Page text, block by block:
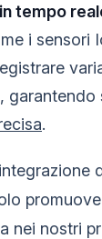
tempo
i sensori
garantendo
.
nei nostri